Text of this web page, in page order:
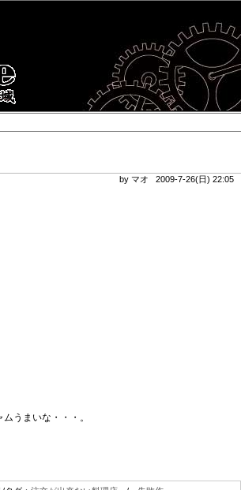
by マオ 2009-7-26(日) 22:05
うまいな・・・。